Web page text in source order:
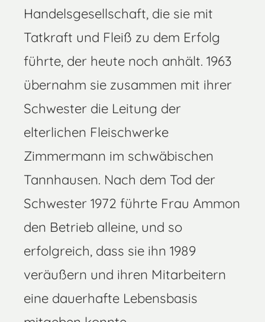
Handelsgesellschaft, die sie mit
Tatkraft und Fleiß zu dem Erfolg
führte, der heute noch anhält. 1963
übernahm sie zusammen mit ihrer
Schwester die Leitung der
elterlichen Fleischwerke
Zimmermann im schwäbischen
Tannhausen. Nach dem Tod der
Schwester 1972 führte Frau Ammon
den Betrieb alleine, und so
erfolgreich, dass sie ihn 1989
veräußern und ihren Mitarbeitern
eine dauerhafte Lebensbasis